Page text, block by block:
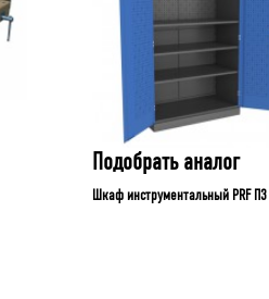
Подобрать аналог
Шкаф инструментальный PRF П3